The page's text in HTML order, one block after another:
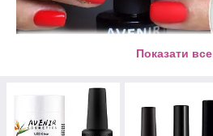
Показати все